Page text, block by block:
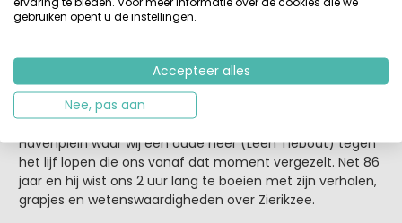
Dan lopen wij via de Dam, Mol en het Gravensteen (hier
werden tot 1923 de gevangenen opgesloten) naar het
Havenplein waar wij een oude heer (Leen Tiebout) tegen
het lijf lopen die ons vanaf dat moment vergezelt. Net 86
jaar en hij wist ons 2 uur lang te boeien met zijn verhalen,
grapjes en wetenswaardigheden over Zierikzee.
gebruiken opent u de instellingen.
Accepteer alles
Nee, pas aan